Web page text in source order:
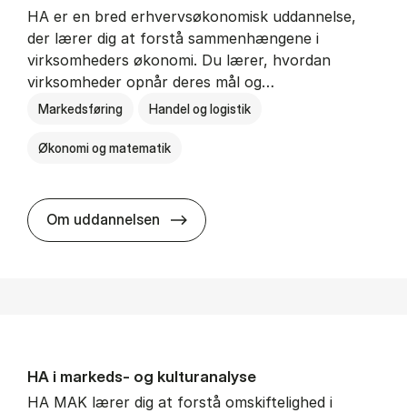
HA er en bred erhvervsøkonomisk uddannelse,
der lærer dig at forstå sammenhængene i
virksomheders økonomi. Du lærer, hvordan
virksomheder opnår deres mål og…
Markedsføring Handel og logistik
Økonomi og matematik
Om uddannelsen HA al­men erhvervs­økonomi
HA i mar­keds- og kul­tu­r­a­na­ly­se
HA MAK lærer dig at forstå omskiftelighed i